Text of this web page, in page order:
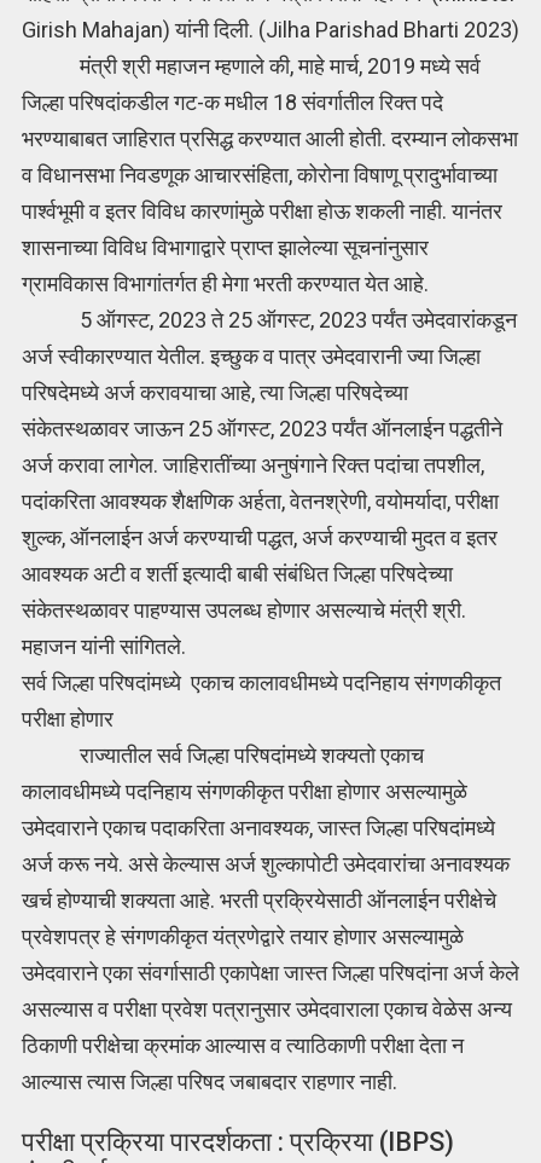
Girish Mahajan) यांनी दिली. (Jilha Parishad Bharti 2023)
मंत्री श्री महाजन म्हणाले की, माहे मार्च, 2019 मध्ये सर्व
जिल्हा परिषदांकडील गट-क मधील 18 संवर्गातील रिक्त पदे
भरण्याबाबत जाहिरात प्रसिद्ध करण्यात आली होती. दरम्यान लोकसभा
व विधानसभा निवडणूक आचारसंहिता, कोरोना विषाणू प्रादुर्भावाच्या
पार्श्वभूमी व इतर विविध कारणांमुळे परीक्षा होऊ शकली नाही. यानंतर
शासनाच्या विविध विभागाद्वारे प्राप्त झालेल्या सूचनांनुसार
ग्रामविकास विभागांतर्गत ही मेगा भरती करण्यात येत आहे.
5 ऑगस्ट, 2023 ते 25 ऑगस्ट, 2023 पर्यंत उमेदवारांकडून
अर्ज स्वीकारण्यात येतील. इच्छुक व पात्र उमेदवारानी ज्या जिल्हा
परिषदेमध्ये अर्ज करावयाचा आहे, त्या जिल्हा परिषदेच्या
संकेतस्थळावर जाऊन 25 ऑगस्ट, 2023 पर्यंत ऑनलाईन पद्धतीने
अर्ज करावा लागेल. जाहिरातींच्या अनुषंगाने रिक्त पदांचा तपशील,
पदांकरिता आवश्यक शैक्षणिक अर्हता, वेतनश्रेणी, वयोमर्यादा, परीक्षा
शुल्क, ऑनलाईन अर्ज करण्याची पद्धत, अर्ज करण्याची मुदत व इतर
आवश्यक अटी व शर्ती इत्यादी बाबी संबंधित जिल्हा परिषदेच्या
संकेतस्थळावर पाहण्यास उपलब्ध होणार असल्याचे मंत्री श्री.
महाजन यांनी सांगितले.
सर्व जिल्हा परिषदांमध्ये एकाच कालावधीमध्ये पदनिहाय संगणकीकृत
परीक्षा होणार
राज्यातील सर्व जिल्हा परिषदांमध्ये शक्यतो एकाच
कालावधीमध्ये पदनिहाय संगणकीकृत परीक्षा होणार असल्यामुळे
उमेदवाराने एकाच पदाकरिता अनावश्यक, जास्त जिल्हा परिषदांमध्ये
अर्ज करू नये. असे केल्यास अर्ज शुल्कापोटी उमेदवारांचा अनावश्यक
खर्च होण्याची शक्यता आहे. भरती प्रक्रियेसाठी ऑनलाईन परीक्षेचे
प्रवेशपत्र हे संगणकीकृत यंत्रणेद्वारे तयार होणार असल्यामुळे
उमेदवाराने एका संवर्गासाठी एकापेक्षा जास्त जिल्हा परिषदांना अर्ज केले
असल्यास व परीक्षा प्रवेश पत्रानुसार उमेदवाराला एकाच वेळेस अन्य
ठिकाणी परीक्षेचा क्रमांक आल्यास व त्याठिकाणी परीक्षा देता न
आल्यास त्यास जिल्हा परिषद जबाबदार राहणार नाही.
परीक्षा प्रक्रिया पारदर्शकता : प्रक्रिया (IBPS)